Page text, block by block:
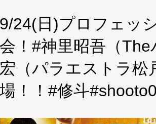
9/24(日)プロフェッ
会！#神里昭吾（
宏（パラエストラ松
場！！#修斗